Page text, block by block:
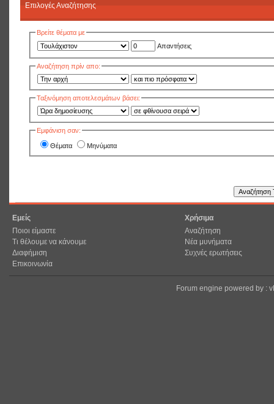
Επιλογές Αναζήτησης
Βρείτε θέματα με
Απαντήσεις
Αναζήτηση πρίν απο:
Ταξινόμηση αποτελεσμάτων βάσει:
Εμφάνιση σαν:
Θέματα Μηνύματα
Εμείς
Ποιοι είμαστε
Τι θέλουμε να κάνουμε
Διαφήμιση
Επικοινωνία
Χρήσιμα
Αναζήτηση
Νέα μυνήματα
Συχνές ερωτήσεις
Forum engine powered by :